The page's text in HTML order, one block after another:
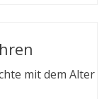
mit dem Alter